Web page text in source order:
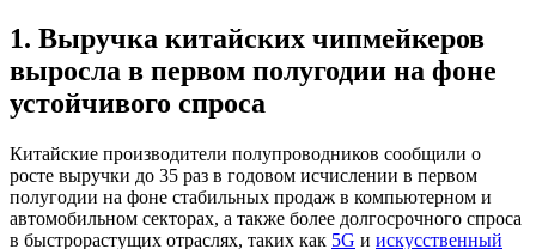
1. Выручка китайских чипмейкеров
выросла в первом полугодии на фоне
устойчивого спроса
Китайские производители полупроводников сообщили о
росте выручки до 35 раз в годовом исчислении в первом
полугодии на фоне стабильных продаж в компьютерном и
автомобильном секторах, а также более долгосрочного спроса
в быстрорастущих отраслях, таких как 5G и искусственный